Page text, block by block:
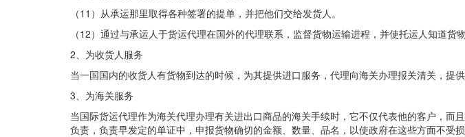
（11）从承运那里取得各种签署的提单，并把他们交给发货人。
（12）通过与承运人于货运代理在国外的代理联系，监督货物运输进程，并使托运人知道货物
2、为收货人服务
当一国国内的收货人有货物到达的时候，为其提供进口服务，代理向海关办理报关清关，提
3、为海关服务
当国际货运代理作为海关代理办理有关进出口商品的海关手续时，它不仅代表他的客户，
负责，负责早发定的单证中，申报货物确切的金额、数量、品名，以使政府在这些方面不受损